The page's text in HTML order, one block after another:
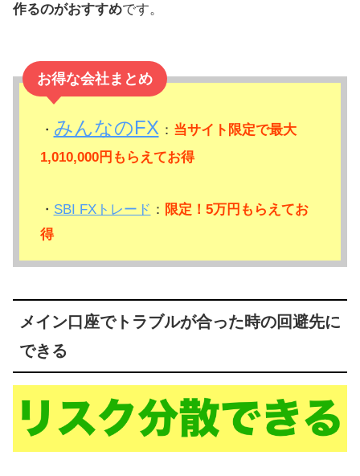
作るのがおすすめです。
お得な会社まとめ
・ みんなのFX ： 当サイト限定で最大
1,010,000円もらえてお得
・ SBI FXトレード ： 限定！5万円もらえてお
得
メイン口座でトラブルが合った時の回避先に
できる